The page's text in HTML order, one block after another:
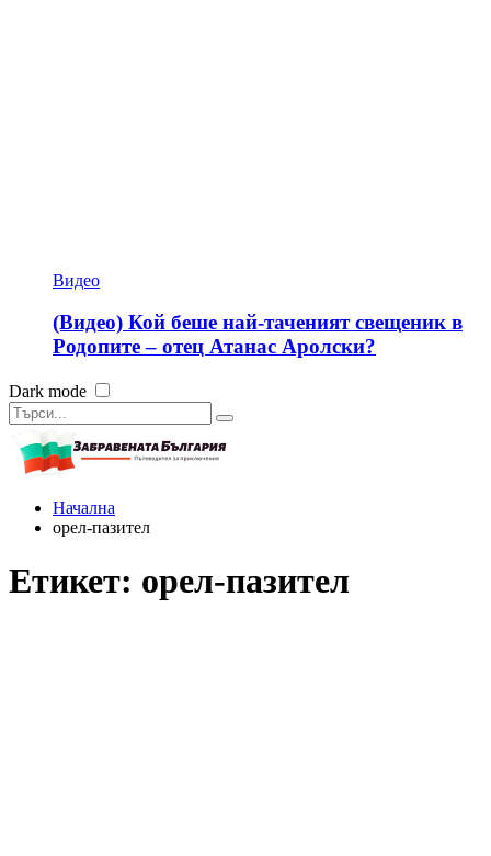
Видео
(Видео) Кой беше най-таченият свещеник в
Родопите – отец Атанас Аролски?
Dark mode
Начална
орел-пазител
Етикет: орел-пазител